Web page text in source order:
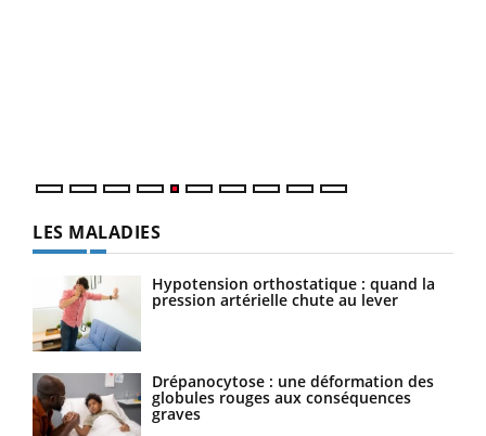
LES MALADIES
Hypotension orthostatique : quand la
pression artérielle chute au lever
Drépanocytose : une déformation des
globules rouges aux conséquences
graves